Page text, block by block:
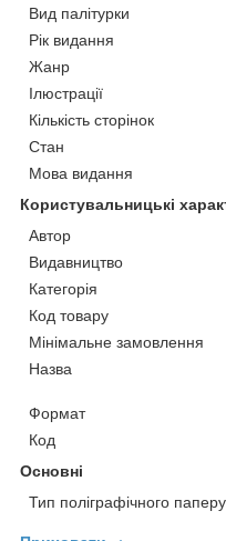
Вид палітурки
Рік видання
Жанр
Ілюстрації
Кількість сторінок
Стан
Мова видання
Користувальницькі
Автор
Видавництво
Категорія
Код товару
Мінімальне замовлення
Назва
Формат
Код
Основні
Тип поліграфічного паперу